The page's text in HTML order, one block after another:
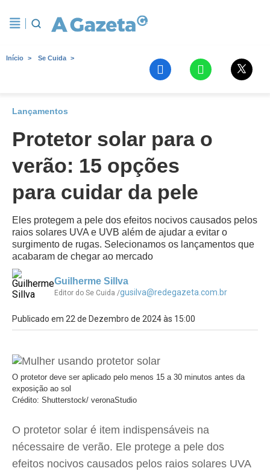
Início Se Cuida
Lançamentos
Protetor solar para o
verão: 15 opções
para cuidar da pele
Eles protegem a pele dos efeitos nocivos causados pelos
raios solares UVA e UVB além de ajudar a evitar o
surgimento de rugas. Selecionamos os lançamentos que
acabaram de chegar ao mercado
Guilherme Sillva
Editor do Se Cuida /gusilva@redegazeta.com.br
Publicado em 22 de Dezembro de 2024 às 15:00
O protetor deve ser aplicado pelo menos 15 a 30 minutos antes da
exposição ao sol
Crédito: Shutterstock/ veronaStudio
O protetor solar é item indispensáveis na
nécessaire de verão. Ele protege a pele dos
efeitos nocivos causados pelos raios solares UVA